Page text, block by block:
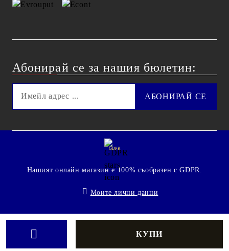
Абонирай се за нашия бюлетин:
GDPR
Нашият онлайн магазин е 100% съобразен с GDPR.
Моите лични данни